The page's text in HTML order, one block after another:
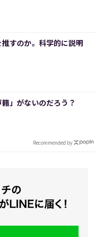
すのか。科学的に説明
」がないのだろう？
Recommended by